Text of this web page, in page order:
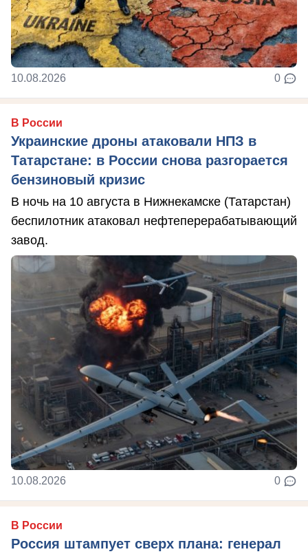
10.08.2026 0
В России
Украинские дроны атаковали НПЗ в
Татарстане: в России снова разгорается
бензиновый кризис
В ночь на 10 августа в Нижнекамске (Татарстан)
беспилотник атаковал нефтеперерабатывающий
завод.
10.08.2026 0
В России
Россия штампует сверх плана: генерал